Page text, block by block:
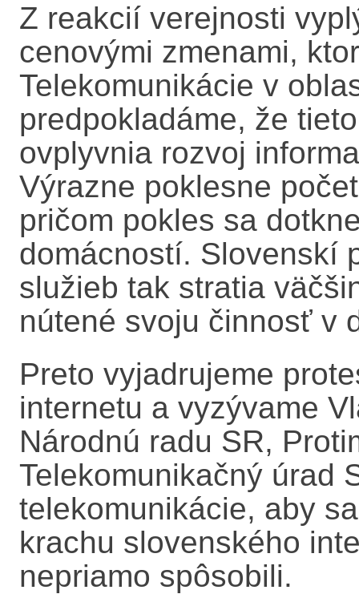
Z reakcií verejnosti
cenovými zmenami,
Telekomunikácie v
predpokladáme, že
ovplyvnia rozvoj
Výrazne poklesne
pričom pokles sa
domácností. Slovenskí
služieb tak stratia
nútené svoju činnosť v
Preto vyjadrujeme
internetu a vyzývame
Národnú radu SR,
Telekomunikačný úrad
telekomunikácie, aby
krachu slovenského
nepriamo spôsobili.